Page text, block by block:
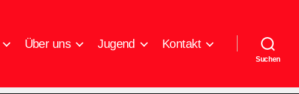
Über uns Jugend Kontakt
Suchen